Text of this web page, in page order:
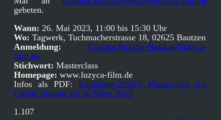
gebeten.
Wann: 26. Mai 2023, 11:00 bis 15:30 Uhr
Wo: Tagwerk, Tuchmacherstrasse 18, 02625 Bautzen
Anmeldung:
Cosima.Stracke-Nawka@luzyca-
film.de
Stichwort: Masterclass
Homepage: www.luzyca-film.de
Infos als PDF: Einladung-20NFF_Masterclass mit
Fabian Stumm am 26 März 2023
1.107